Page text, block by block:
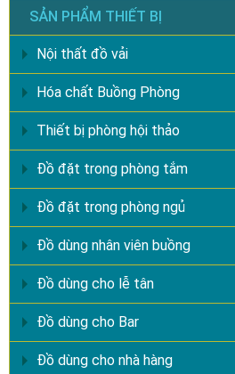
SẢN PHẨM THIẾT BỊ
Nội thất đồ vải
Hóa chất Buồng Phòng
Thiết bị phòng hội thảo
Đồ đặt trong phòng tắm
Đồ đặt trong phòng ngủ
Đồ dùng nhân viên buồng
Đồ dùng cho lễ tân
Đồ dùng cho Bar
Đồ dùng cho nhà hàng